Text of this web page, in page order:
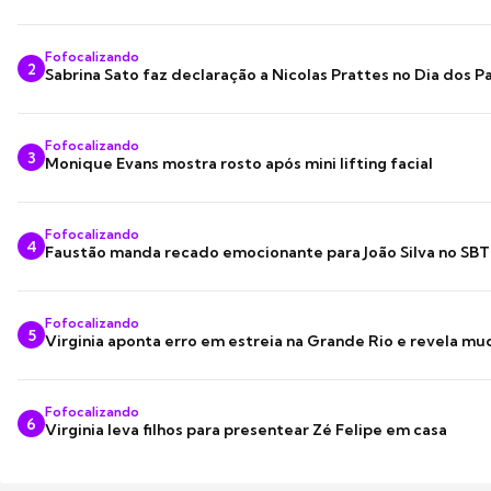
2
Fofocalizando
Sabrina Sato faz declaração a Nicolas Prattes no Dia dos
3
Fofocalizando
Monique Evans mostra rosto após mini lifting facial
4
Fofocalizando
Faustão manda recado emocionante para João Silva no SBT
5
Fofocalizando
Virginia aponta erro em estreia na Grande Rio e revela
6
Fofocalizando
Virginia leva filhos para presentear Zé Felipe em casa